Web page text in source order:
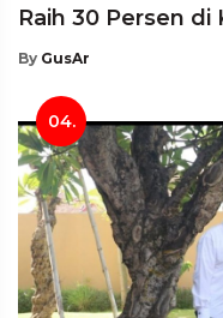
Raih 30 Persen
By GusAr
04.